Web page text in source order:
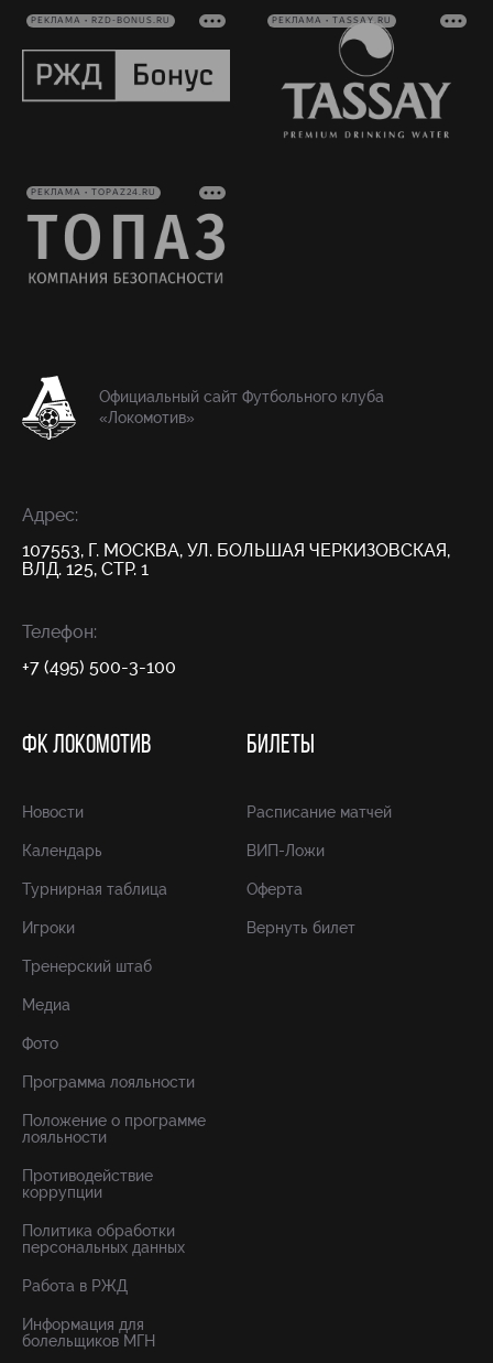
РЕКЛАМА • RZD-BONUS.RU РЕКЛАМА • TASSAY.RU
РЕКЛАМА • TOPAZ24.RU
Официальный сайт Футбольного клуба
«Локомотив»
Адрес:
107553, Г. МОСКВА, УЛ. БОЛЬШАЯ ЧЕРКИЗОВСКАЯ,
ВЛД. 125, СТР. 1
Телефон:
+7 (495) 500-3-100
ФК ЛОКОМОТИВ
Новости
Календарь
Турнирная таблица
Игроки
Тренерский штаб
Медиа
Фото
Программа лояльности
Положение о программе
лояльности
Противодействие
коррупции
Политика обработки
персональных данных
Работа в РЖД
Информация для
болельщиков МГН
БИЛЕТЫ
Расписание матчей
ВИП-Ложи
Оферта
Вернуть билет